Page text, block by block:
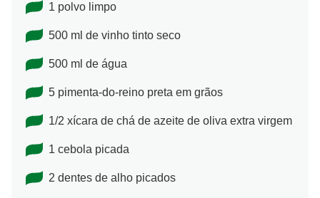
1 polvo limpo
500 ml de vinho tinto seco
500 ml de água
5 pimenta-do-reino preta em grãos
1/2 xícara de chá de azeite de oliva extra virgem
1 cebola picada
2 dentes de alho picados